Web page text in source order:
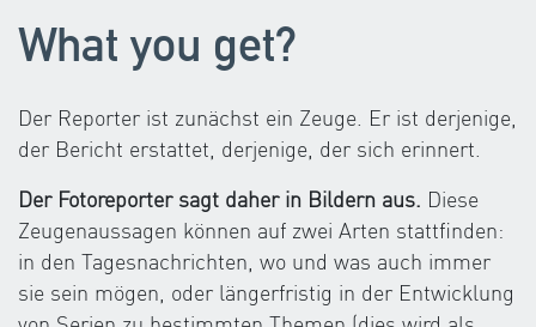
What you get?
Der Reporter ist zunächst ein Zeuge. Er ist derjenige,
der Bericht erstattet, derjenige, der sich erinnert.
Der Fotoreporter sagt daher in Bildern aus. Diese
Zeugenaussagen können auf zwei Arten stattfinden:
in den Tagesnachrichten, wo und was auch immer
sie sein mögen, oder längerfristig in der Entwicklung